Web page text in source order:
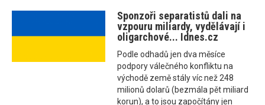
Sponzoři separatistů dali na
vzpouru miliardy, vydělávají i
oligarchové... Idnes.cz
Podle odhadů jen dva měsíce
podpory válečného konfliktu na
východě země stály víc než 248
milionů dolarů (bezmála pět miliard
korun), a to jsou započítány jen